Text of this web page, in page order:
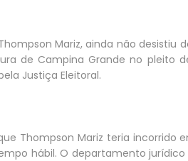
Mariz, ainda não desistiu
de Campina Grande no pleito
Justiça Eleitoral.
Thompson Mariz teria incorrido
hábil. O departamento